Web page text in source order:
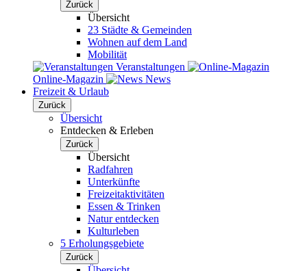
Zurück
Übersicht
23 Städte & Gemeinden
Wohnen auf dem Land
Mobilität
Veranstaltungen
Online-Magazin
News
Freizeit & Urlaub
Zurück
Übersicht
Entdecken & Erleben
Zurück
Übersicht
Radfahren
Unterkünfte
Freizeitaktivitäten
Essen & Trinken
Natur entdecken
Kulturleben
5 Erholungsgebiete
Zurück